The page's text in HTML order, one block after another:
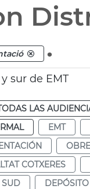
.
sur de EMT
LAS
EMT
COTXERES
SUD